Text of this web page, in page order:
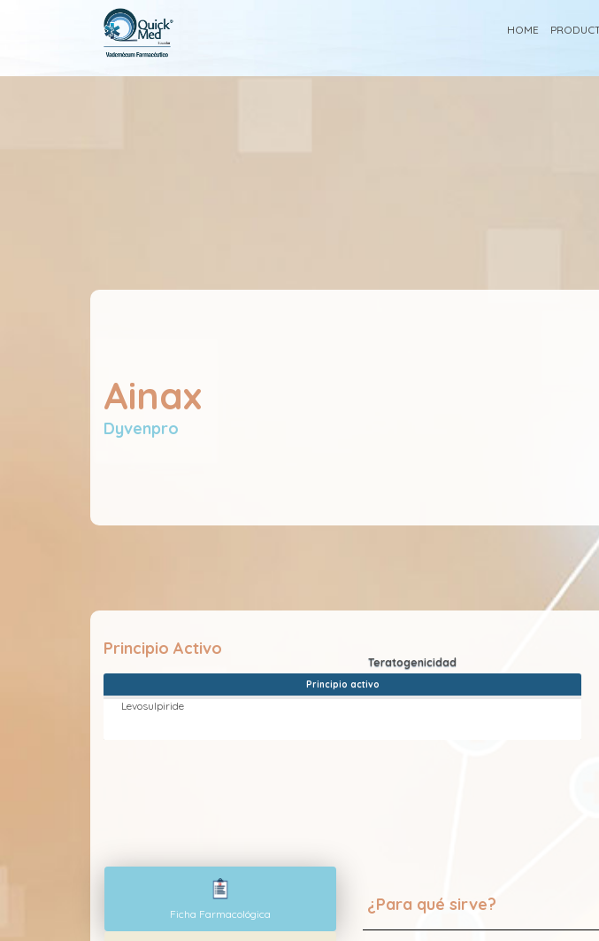
HOME
Ainax
Dyvenpro
Principio Activo
Principio activo
Levosulpiride
Ficha Farmacológica ¿Para qué sirve?